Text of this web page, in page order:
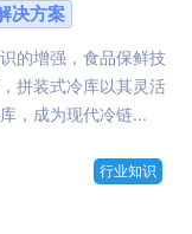
决方案
的增强，食品保鲜技
拼装式冷库以其灵活
，成为现代冷链...
行业知识